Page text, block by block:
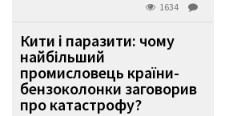
1634
Кити і паразити: чому
найбільший
промисловець країни-
бензоколонки заговорив
про катастрофу?